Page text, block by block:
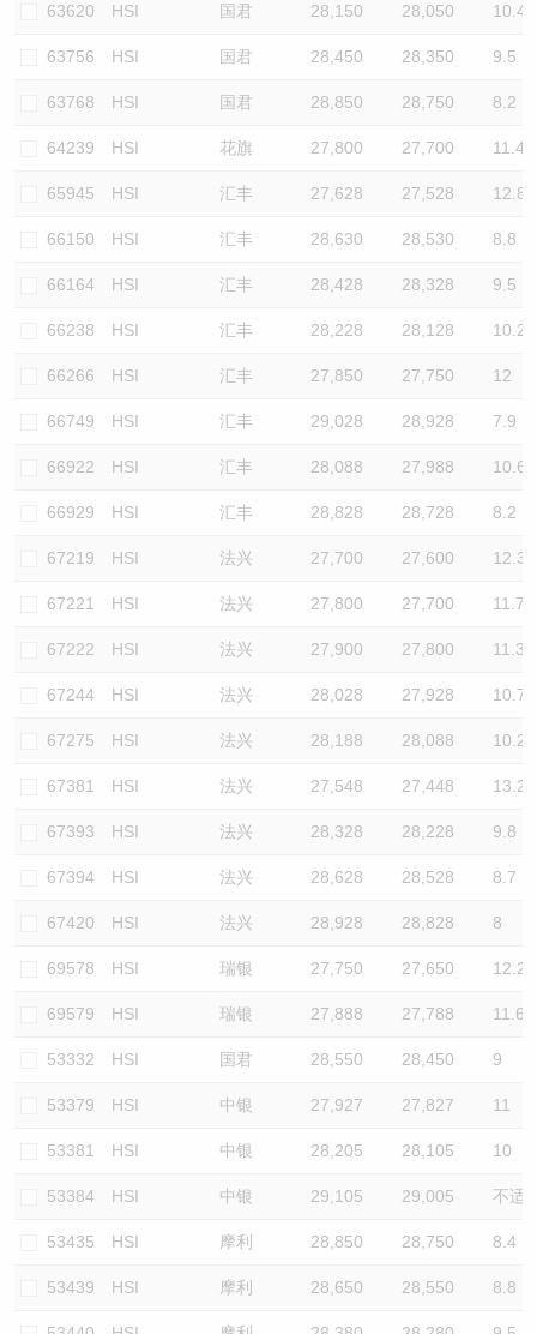
63620 HSI 国君 28,150 28,050 10.4
63756 HSI 国君 28,450 28,350 9.5
63768 HSI 国君 28,850 28,750 8.2
64239 HSI 花旗 27,800 27,700 11.4
65945 HSI 汇丰 27,628 27,528 12.8
66150 HSI 汇丰 28,630 28,530 8.8
66164 HSI 汇丰 28,428 28,328 9.5
66238 HSI 汇丰 28,228 28,128 10.2
66266 HSI 汇丰 27,850 27,750 12
66749 HSI 汇丰 29,028 28,928 7.9
66922 HSI 汇丰 28,088 27,988 10.6
66929 HSI 汇丰 28,828 28,728 8.2
67219 HSI 法兴 27,700 27,600 12.3
67221 HSI 法兴 27,800 27,700 11.7
67222 HSI 法兴 27,900 27,800 11.3
67244 HSI 法兴 28,028 27,928 10.7
67275 HSI 法兴 28,188 28,088 10.2
67381 HSI 法兴 27,548 27,448 13.2
67393 HSI 法兴 28,328 28,228 9.8
67394 HSI 法兴 28,628 28,528 8.7
67420 HSI 法兴 28,928 28,828 8
69578 HSI 瑞银 27,750 27,650 12.2
69579 HSI 瑞银 27,888 27,788 11.6
53332 HSI 国君 28,550 28,450 9
53379 HSI 中银 27,927 27,827 11
53381 HSI 中银 28,205 28,105 10
53384 HSI 中银 29,105 29,005 不适
53435 HSI 摩利 28,850 28,750 8.4
53439 HSI 摩利 28,650 28,550 8.8